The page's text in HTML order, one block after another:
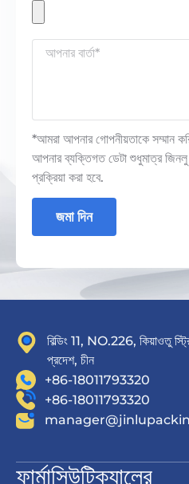
*আমরা আপনার গোপনীয়তাকে সম্মান
আপনার ব্যক্তিগত ডেটা শুধুমাত্র জিনলু
প্রক্রিয়া করা হবে.
জমা দিন
বিল্ডিং 11, NO.226, কিয়াওতু
প্রদেশ, চীন
+86-18011793320
+86-18011793320
ফার্মাসিউটিক্যালের